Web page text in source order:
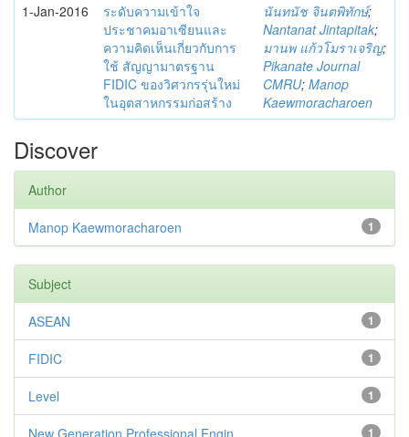
1-Jan-2016
ระดับความเข้าใจ
ประชาคมอาเซียนและ
ความคิดเห็นเกี่ยวกับการ
ใช้ สัญญามาตรฐาน
FIDIC ของวิศวกรรุ่นใหม่
ในอุตสาหกรรมก่อสร้าง
นันทนัช จินตพิทักษ์;
Nantanat Jintapitak;
มานพ แก้วโมราเจริญ;
Pikanate Journal
CMRU; Manop
Kaewmoracharoen
Discover
Author
1
Manop Kaewmoracharoen
Subject
1
ASEAN
1
FIDIC
1
Level
1
New Generation Professional Engin...